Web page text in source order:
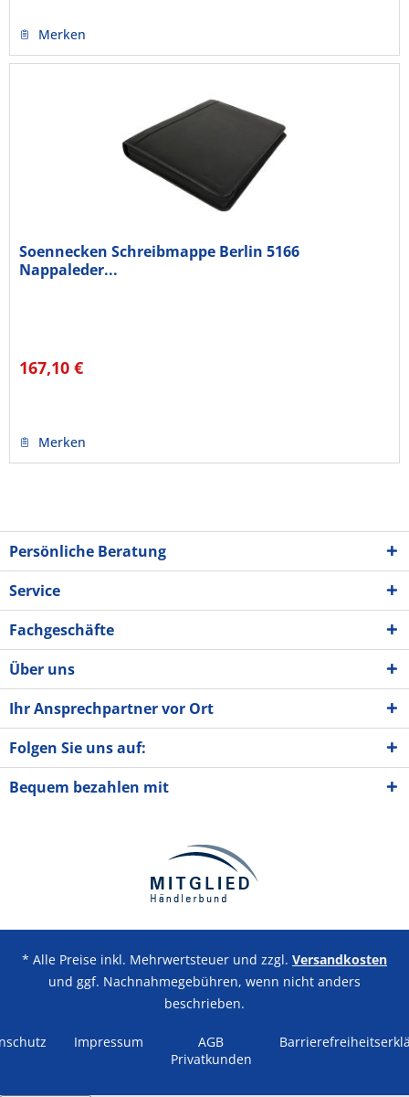
Merken
Soennecken Schreibmappe Berlin 5166
Nappaleder...
167,10 €
Merken
Persönliche Beratung
Service
Fachgeschäfte
Über uns
Ihr Ansprechpartner vor Ort
Folgen Sie uns auf:
Bequem bezahlen mit
* Alle Preise inkl. Mehrwertsteuer und zzgl. Versandkosten
und ggf. Nachnahmegebühren, wenn nicht anders
beschrieben.
Impressum
AGB
Privatkunden